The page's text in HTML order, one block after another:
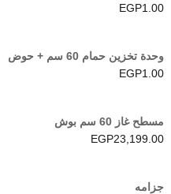
EGP1.00
وحدة تخزين حمام 60 سم + حوض
EGP1.00
مسطح غاز 60 سم بوش
EGP23,199.00
جزامه